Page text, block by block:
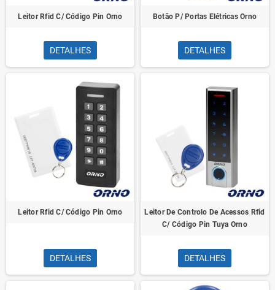
Leitor Rfid C/ Código Pin Orno
DETALHES
Botão P/ Portas Elétricas Orno
DETALHES
Leitor Rfid C/ Código Pin Orno
DETALHES
Leitor De Controlo De Acessos Rfid
C/ Código Pin Tuya Orno
DETALHES